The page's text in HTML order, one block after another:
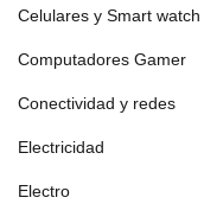
Celulares y Smart watch
Computadores Gamer
Conectividad y redes
Electricidad
Electro